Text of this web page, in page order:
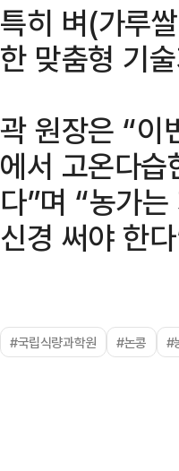
특히 벼(가루
한 맞춤형 기
곽 원장은 “이
에서 고온다
다”며 “농가
신경 써야 한
#국립식량과학원 #논콩 #